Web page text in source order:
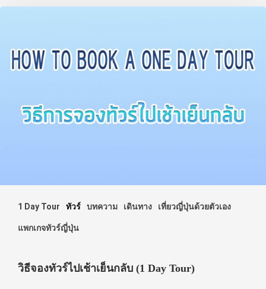
1 Day Tour ทัวร์ บทความ เดินทาง เที่ยวญี่ปุ่นด้วยตัวเอง
แพกเกจทัวร์ญี่ปุ่น
วิธีจองทัวร์ไปเช้าเย็นกลับ (1 Day Tour)